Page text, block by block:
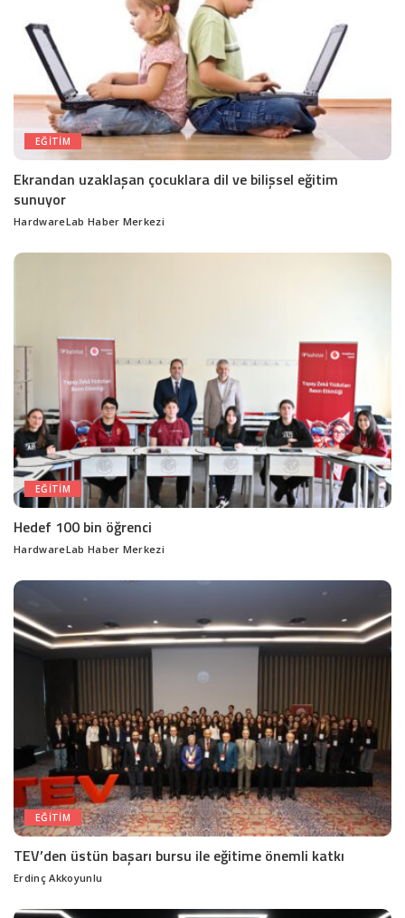
EĞITIM
Ekrandan uzaklaşan çocuklara dil ve bilişsel eğitim
sunuyor
Posted
HardwareLab Haber Merkezi
EĞITIM
Hedef 100 bin öğrenci
Posted
HardwareLab Haber Merkezi
EĞITIM
TEV’den üstün başarı bursu ile eğitime önemli katkı
Posted
Erdinç Akkoyunlu